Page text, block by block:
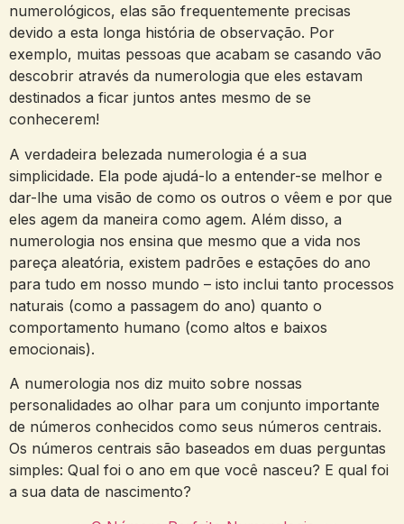
numerológicos, elas são frequentemente precisas
devido a esta longa história de observação. Por
exemplo, muitas pessoas que acabam se casando vão
descobrir através da numerologia que eles estavam
destinados a ficar juntos antes mesmo de se
conhecerem!
A verdadeira belezada numerologia é a sua
simplicidade. Ela pode ajudá-lo a entender-se melhor e
dar-lhe uma visão de como os outros o vêem e por que
eles agem da maneira como agem. Além disso, a
numerologia nos ensina que mesmo que a vida nos
pareça aleatória, existem padrões e estações do ano
para tudo em nosso mundo – isto inclui tanto processos
naturais (como a passagem do ano) quanto o
comportamento humano (como altos e baixos
emocionais).
A numerologia nos diz muito sobre nossas
personalidades ao olhar para um conjunto importante
de números conhecidos como seus números centrais.
Os números centrais são baseados em duas perguntas
simples: Qual foi o ano em que você nasceu? E qual foi
a sua data de nascimento?